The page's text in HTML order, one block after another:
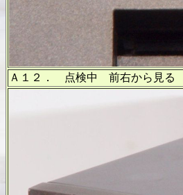
Ａ１２． 点検中 前右から見る